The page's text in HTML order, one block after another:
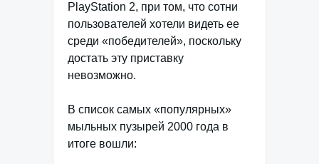
PlayStation 2, при том, что сотни
пользователей хотели видеть ее
среди «победителей», поскольку
достать эту приставку
невозможно.
В список самых «популярных»
мыльных пузырей 2000 года в
итоге вошли: